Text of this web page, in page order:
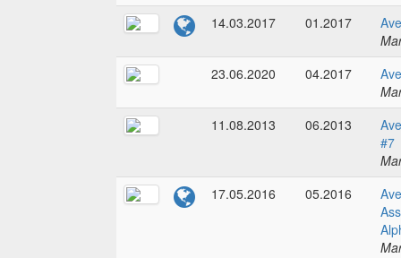
14.03.2017
01.2017
23.06.2020
04.2017
11.08.2013
06.2013
#7
17.05.2016
05.2016